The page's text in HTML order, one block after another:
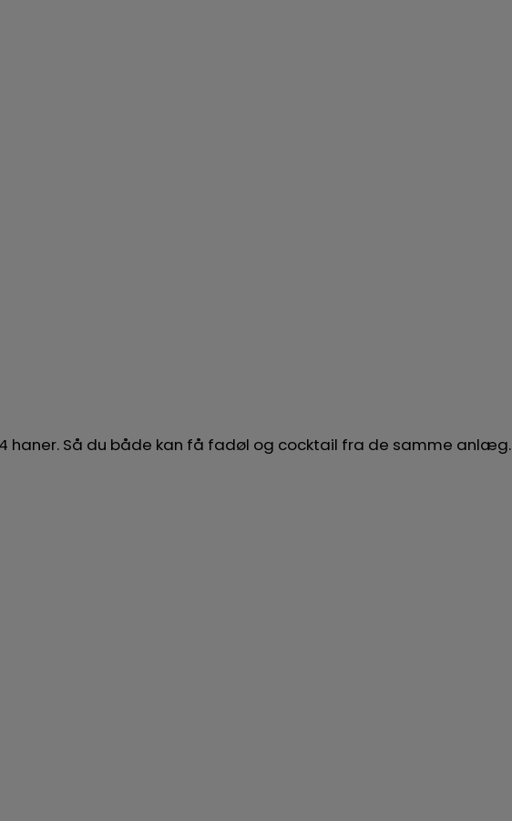
haner. Så du både kan få fadøl og cocktail fra de samme anlæg.